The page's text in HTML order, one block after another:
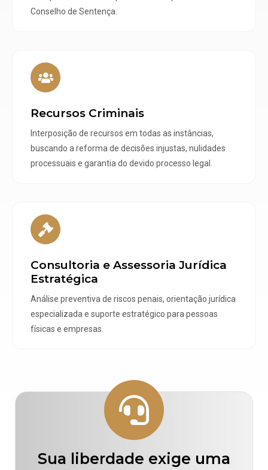
Conselho de Sentença.
Recursos Criminais
Interposição de recursos em todas as instâncias,
buscando a reforma de decisões injustas, nulidades
processuais e garantia do devido processo legal.
Consultoria e Assessoria Jurídica
Estratégica
Análise preventiva de riscos penais, orientação jurídica
especializada e suporte estratégico para pessoas
físicas e empresas.
Sua liberdade exige uma